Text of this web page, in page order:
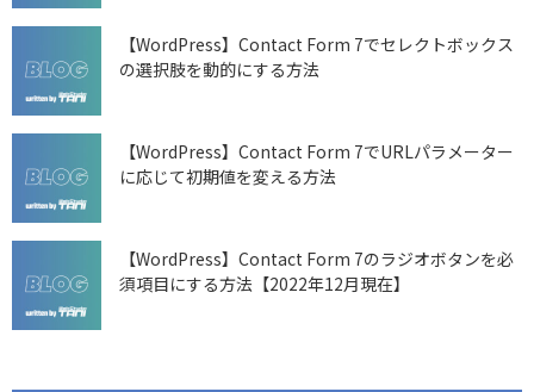
【WordPress】Contact Form 7でセレクトボックス
の選択肢を動的にする方法
【WordPress】Contact Form 7でURLパラメーター
に応じて初期値を変える方法
【WordPress】Contact Form 7のラジオボタンを必
須項目にする方法【2022年12月現在】